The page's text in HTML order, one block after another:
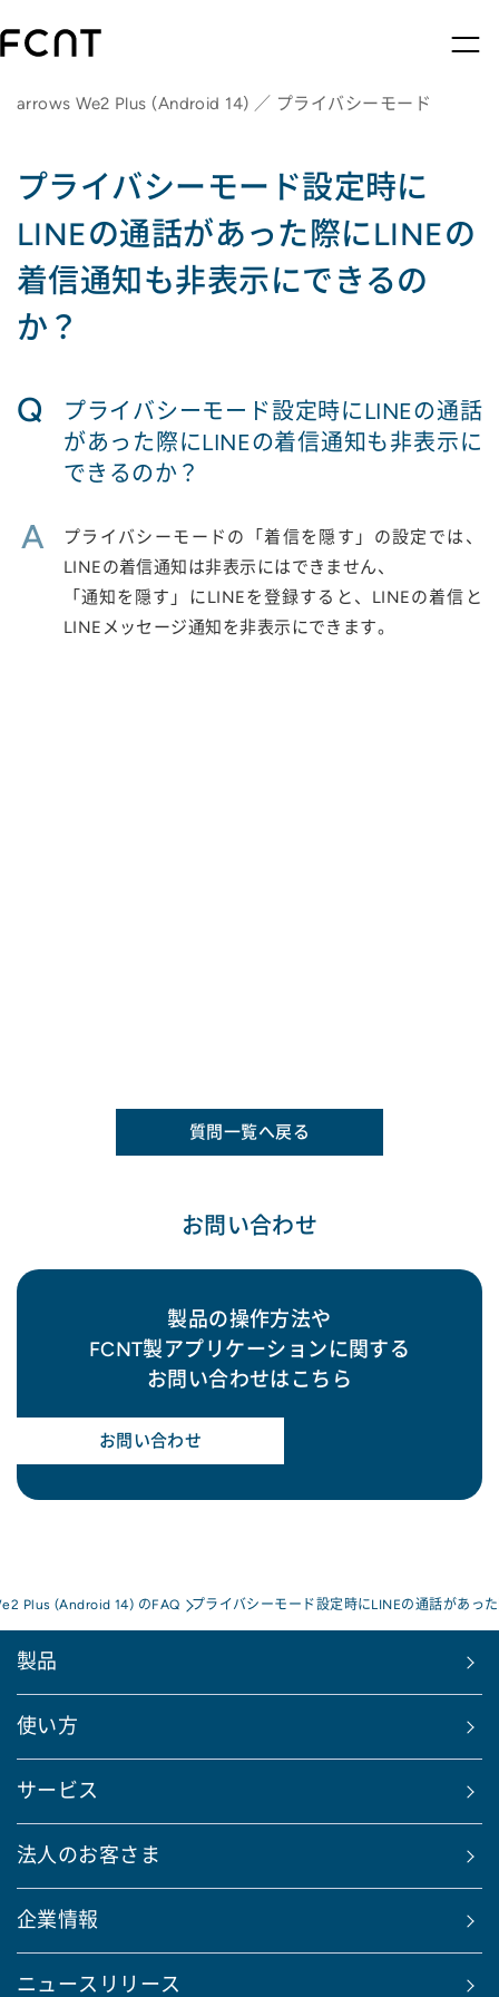
arrows We2 Plus (Android 14) ／ プライバシーモード
プライバシーモード設定時に
LINEの通話があった際にLINEの
着信通知も非表示にできるの
か？
Q
プライバシーモード設定時にLINEの通話
があった際にLINEの着信通知も非表示に
できるのか？
A
プライバシーモードの「着信を隠す」の設定では、
LINEの着信通知は非表示にはできません、
「通知を隠す」にLINEを登録すると、LINEの着信と
LINEメッセージ通知を非表示にできます。
質問一覧へ戻る
お問い合わせ
製品の操作方法や
FCNT製アプリケーションに関する
お問い合わせはこちら
お問い合わせ
Plus (Android 14) のFAQ プライバシーモード設定時にLINEの通話があっ
製品
使い方
サービス
法人のお客さま
企業情報
ニュースリリース